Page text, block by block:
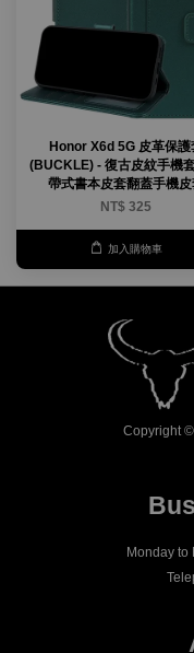
Honor X6d 5G 皮革保護
(BUCKLE) - 復古皮紋手機
帶式書本皮套翻蓋手機皮
NT$ 325
加入購物車
Copyright
Monday to